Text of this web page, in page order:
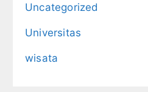
Uncategorized
Universitas
wisata